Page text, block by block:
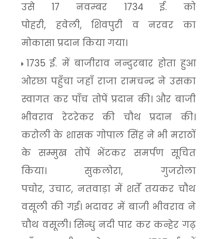
उसे 17 नवम्बर 1734 ई. को
पोहरी, हवेली,शिवपुरी व नरवर का
मोकासा प्रदान किया गया।
1735 ई. में बाजीराव नन्दुरबार होता हुआ
ओरछा पहुँचा जहाँ राजा रामचन्द्र ने उसका
स्वागत कर पाँच तोपें प्रदान की। और बाजी
भीवराव रेटरेकर की चौथ प्रदान की।
करोली के शासक गोपाल सिंह ने भी मराठों
के सम्मुख तोपें भेंटकर समर्पण सूचित
किया। सुकलोरा,गुजरोला
पचोर, उचाट, नतवाड़ा में शर्तें तयकर चौथ
वसूली की गई। भदावर में बाजी भीवराव ने
चौथ वसूली। सिन्धु नदी पार कर कन्हेर गढ़